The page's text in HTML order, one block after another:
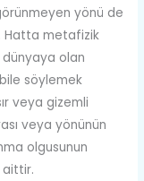
yönü de
Hatta metafizik
dünyaya olan
söylemek
veya gizemli
veya yönünün
olgusunun
aittir.